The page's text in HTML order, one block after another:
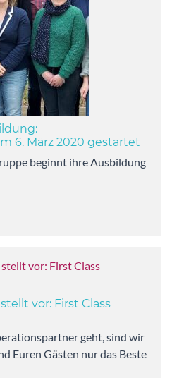
6. März 2020 gestartet
beginnt ihre Ausbildung
vor: First Class
geht, sind wir
Euren Gästen nur das Beste